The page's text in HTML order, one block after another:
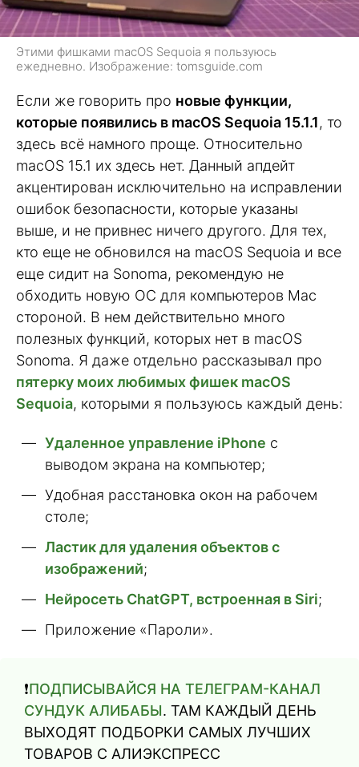
Этими фишками macOS Sequoia я пользуюсь
ежедневно. Изображение: tomsguide.com
Если же говорить про новые функции,
которые появились в macOS Sequoia 15.1.1, то
здесь всё намного проще. Относительно
macOS 15.1 их здесь нет. Данный апдейт
акцентирован исключительно на исправлении
ошибок безопасности, которые указаны
выше, и не привнес ничего другого. Для тех,
кто еще не обновился на macOS Sequoia и все
еще сидит на Sonoma, рекомендую не
обходить новую ОС для компьютеров Mac
стороной. В нем действительно много
полезных функций, которых нет в macOS
Sonoma. Я даже отдельно рассказывал про
пятерку моих любимых фишек macOS
Sequoia, которыми я пользуюсь каждый день:
Удаленное управление iPhone с
выводом экрана на компьютер;
Удобная расстановка окон на рабочем
столе;
Ластик для удаления объектов с
изображений;
Нейросеть ChatGPT, встроенная в Siri;
Приложение «Пароли».
❗️ПОДПИСЫВАЙСЯ НА ТЕЛЕГРАМ-КАНАЛ
СУНДУК АЛИБАБЫ. ТАМ КАЖДЫЙ ДЕНЬ
ВЫХОДЯТ ПОДБОРКИ САМЫХ ЛУЧШИХ
ТОВАРОВ С АЛИЭКСПРЕСС